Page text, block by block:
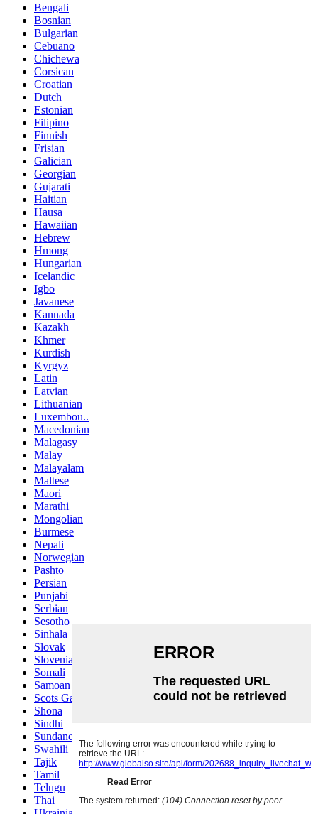
Bengali
Bosnian
Bulgarian
Cebuano
Chichewa
Corsican
Croatian
Dutch
Estonian
Filipino
Finnish
Frisian
Galician
Georgian
Gujarati
Haitian
Hausa
Hawaiian
Hebrew
Hmong
Hungarian
Icelandic
Igbo
Javanese
Kannada
Kazakh
Khmer
Kurdish
Kyrgyz
Latin
Latvian
Lithuanian
Luxembou..
Macedonian
Malagasy
Malay
Malayalam
Maltese
Maori
Marathi
Mongolian
Burmese
Nepali
Norwegian
Pashto
Persian
Punjabi
Serbian
Sesotho
Sinhala
Slovak
Slovenian
Somali
Samoan
Scots Gaelic
Shona
Sindhi
Sundanese
Swahili
Tajik
Tamil
Telugu
Thai